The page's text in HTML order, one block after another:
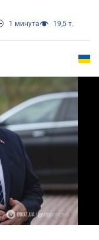
1 минута 19,5 т.